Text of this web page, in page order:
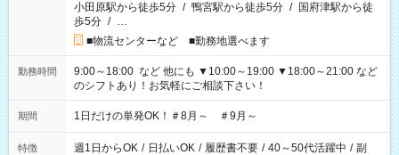
小田原駅から徒歩5分 / 鴨宮駅から徒歩5分 / 国府津駅から徒
歩5分 / …
■物流センターなど ■勤務地選べます
勤務時間
9:00～18:00 など 他にも ▼10:00～19:00 ▼18:00～21:00 など
のシフトあり！お気軽にご相談下さい！
期間 1日だけの単発OK！＃8月～ ＃9月～
特徴 週1日からOK / 日払いOK / 履歴書不要 / 40～50代活躍中 / 副